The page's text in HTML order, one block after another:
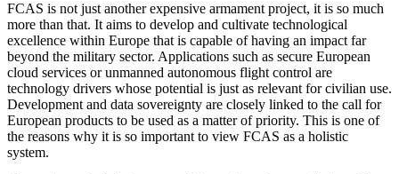
FCAS is not just another expensive arma­ment project, it is so much
more than that. It aims to develop and cultivate technological
excellence within Europe that is capable of having an impact far
beyond the military sector. Applications such as secure Euro­pean
cloud services or unmanned autonomous flight control are
technology drivers whose potential is just as relevant for civil­ian use.
Development and data sov­er­eignty are closely linked to the call for
European products to be used as a matter of priority. This is one of
the reasons why it is so im­por­tant to view FCAS as a holistic
system.